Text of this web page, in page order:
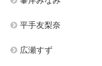
平手友梨奈
広瀬すず